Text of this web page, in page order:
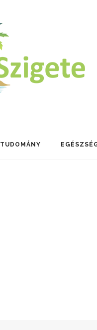
TUDOMÁNY